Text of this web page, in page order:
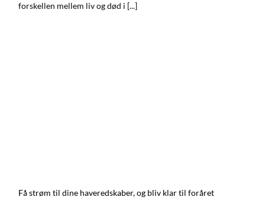
forskellen mellem liv og død i [...]
Få strøm til dine haveredskaber, og bliv klar til foråret